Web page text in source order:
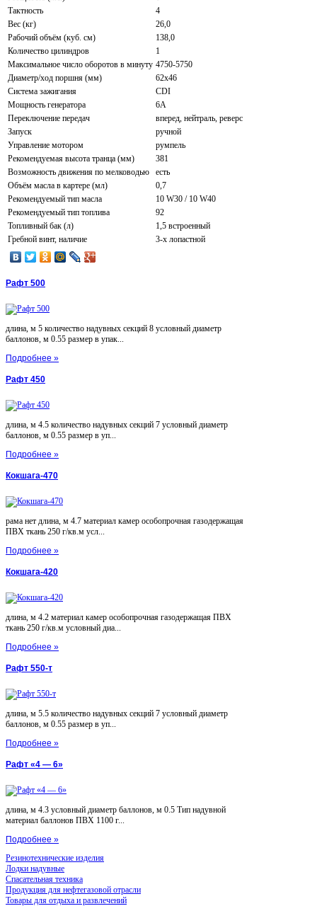
Тактность
4
Вес (кг)
26,0
Рабочий объём (куб. см)
138,0
Количество цилиндров
1
Максимальное число оборотов в минуту 4750-5750
Диаметр/ход поршня (мм)
62х46
Система зажигания
CDI
Мощность генератора
6А
Переключение передач
вперед, нейтраль, реверс
Запуск
ручной
Управление мотором
румпель
Рекомендуемая высота транца (мм)
381
Возможность движения по мелководью
есть
Объём масла в картере (мл)
0,7
Рекомендуемый тип масла
10 W30 / 10 W40
Рекомендуемый тип топлива
92
Топливный бак (л)
1,5 встроенный
Гребной винт, наличие
3-х лопастной
Рафт 500
длина, м 5 количество надувных секций 8 условный диаметр
баллонов, м 0.55 размер в упак...
Подробнее »
Рафт 450
длина, м 4.5 количество надувных секций 7 условный диаметр
баллонов, м 0.55 размер в уп...
Подробнее »
Кокшага-470
рама нет длина, м 4.7 материал камер особопрочная газодержащая
ПВХ ткань 250 г/кв.м усл...
Подробнее »
Кокшага-420
длина, м 4.2 материал камер особопрочная газодержащая ПВХ
ткань 250 г/кв.м условный диа...
Подробнее »
Рафт 550-т
длина, м 5.5 количество надувных секций 7 условный диаметр
баллонов, м 0.55 размер в уп...
Подробнее »
Рафт «4 — 6»
длина, м 4.3 условный диаметр баллонов, м 0.5 Тип надувной
материал баллонов ПВХ 1100 г...
Подробнее »
Резинотехнические изделия
Лодки надувные
Спасательная техника
Продукция для нефтегазовой отрасли
Товары для отдыха и развлечений